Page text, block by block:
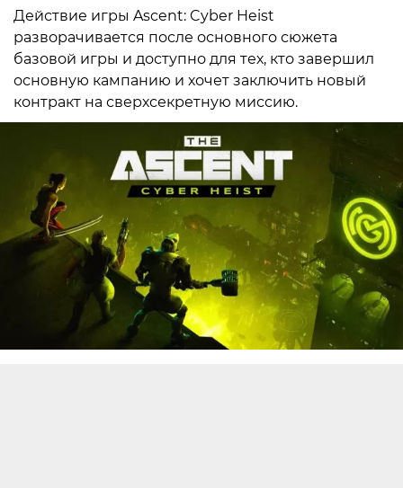
Действие игры Ascent: Cyber Heist
разворачивается после основного сюжета
базовой игры и доступно для тех, кто завершил
основную кампанию и хочет заключить новый
контракт на сверхсекретную миссию.